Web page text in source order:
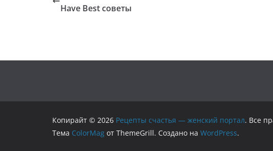
Have Best советы
Копирайт © 2026 Рецепты счастья — женский портал. Все
Тема ColorMag от ThemeGrill. Создано на WordPress.